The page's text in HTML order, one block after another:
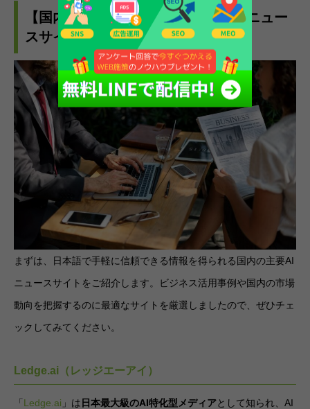
【国内編】ビジネスパーソン向けAIニュー
スサイトおすすめ8選
まずは、日本語で手軽に信頼できる情報を得られる国内の主要AI
ニュースサイトをご紹介します。ビジネス活用事例や国内の市場
動向を把握するのに最適なサイトを厳選しましたので、ぜひチェ
ックしてみてください。
Ledge.ai（レッジエーアイ）
「 Ledge.ai 」は 日本最大級のAI特化型メディアとして知られ、AI